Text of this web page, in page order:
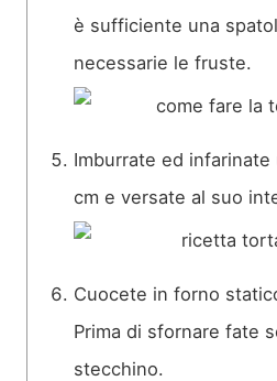
è sufficiente una
necessarie le fruste.
Imburrate ed
cm e versate al suo
Cuocete in forno
Prima di sfornare fate
stecchino.